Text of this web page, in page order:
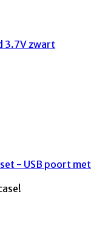
3.7V zwart
- USB poort met